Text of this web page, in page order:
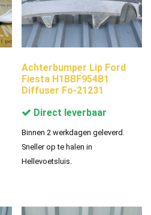
Achterbumper Lip Ford
Fiesta H1BBF954B1
Diffuser Fo-21231
Direct leverbaar
Binnen 2 werkdagen geleverd.
Sneller op te halen in
Hellevoetsluis.